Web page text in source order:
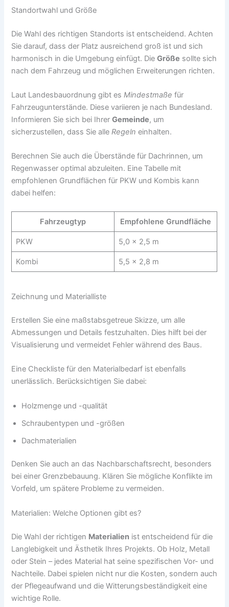
Standortwahl und Größe
Die Wahl des richtigen Standorts ist entscheidend. Achten
Sie darauf, dass der Platz ausreichend groß ist und sich
harmonisch in die Umgebung einfügt. DieGröße sollte sich
nach dem Fahrzeug und möglichen Erweiterungen richten.
Laut Landesbauordnung gibt esMindestmaße für
Fahrzeugunterstände. Diese variieren je nach Bundesland.
Informieren Sie sich bei IhrerGemeinde, um
sicherzustellen, dass Sie alleRegeln einhalten.
Berechnen Sie auch die Überstände für Dachrinnen, um
Regenwasser optimal abzuleiten. Eine Tabelle mit
empfohlenen Grundflächen für PKW und Kombis kann
dabei helfen:
Fahrzeugtyp Empfohlene Grundfläche
PKW 5,0 x 2,5 m
Kombi 5,5 x 2,8 m
Zeichnung und Materialliste
Erstellen Sie eine maßstabsgetreue Skizze, um alle
Abmessungen und Details festzuhalten. Dies hilft bei der
Visualisierung und vermeidet Fehler während des Baus.
Eine Checkliste für den Materialbedarf ist ebenfalls
unerlässlich. Berücksichtigen Sie dabei:
Holzmenge und -qualität
Schraubentypen und -größen
Dachmaterialien
Denken Sie auch an das Nachbarschaftsrecht, besonders
bei einer Grenzbebauung. Klären Sie mögliche Konflikte im
Vorfeld, um spätere Probleme zu vermeiden.
Materialien: Welche Optionen gibt es?
Die Wahl der richtigen Materialien ist entscheidend für die
Langlebigkeit und Ästhetik Ihres Projekts. Ob Holz, Metall
oder Stein – jedes Material hat seine spezifischen Vor- und
Nachteile. Dabei spielen nicht nur die Kosten, sondern auch
der Pflegeaufwand und die Witterungsbeständigkeit eine
wichtige Rolle.